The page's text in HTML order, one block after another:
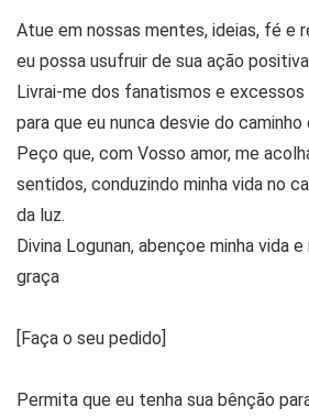
Atue em nossas mentes, ideias, fé e
eu possa usufruir de sua ação
Livrai-me dos fanatismos e excessos
para que eu nunca desvie do caminho
Peço que, com Vosso amor, me
sentidos, conduzindo minha vida no
da luz.
Divina Logunan, abençoe minha vida
graça
[Faça o seu pedido]
Permita que eu tenha sua bênção